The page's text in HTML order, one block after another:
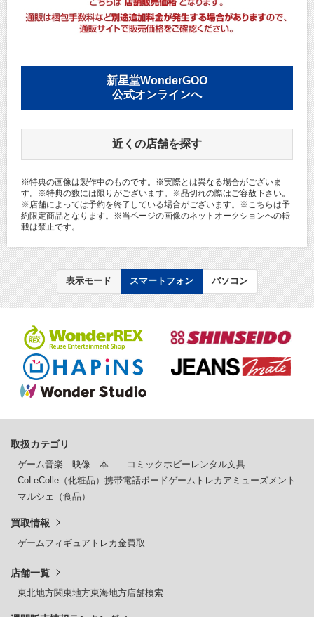
新星堂WonderGOO
公式オンラインへ
近くの店舗を探す
※特典の画像は製作中のものです。※実際とは異なる場合がございま
す。※特典の数には限りがございます。※品切れの際はご容赦下さい。
※店舗によっては予約を終了している場合がございます。※こちらは予
約限定商品となります。※当ページの画像のネットオークションへの転
載は禁止です。
表示モード スマートフォン パソコン
取扱カテゴリ
ゲーム音楽 映像 本 コミック ホビー レンタル文具
CoLeColle（化粧品） 携帯電話ボードゲーム トレカ アミューズメント
マルシェ（食品）
買取情報
ゲームフィギュア トレカ金買取
店舗一覧
東北地方関東地方東海地方店舗検索